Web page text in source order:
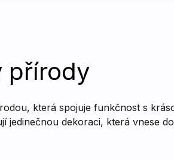
přírody
která spojuje funkčnost s
jedinečnou dekoraci, která vnese